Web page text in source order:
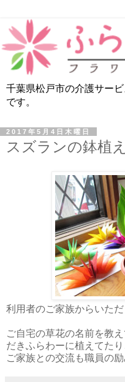
千葉県松戸市の介護サー
です。
2017年5月4日木曜日
スズランの鉢植え
利用者のご家族からいただ
ご自宅の草花の名前を教
だきふらわーに植えてたり
ご家族との交流も職員の